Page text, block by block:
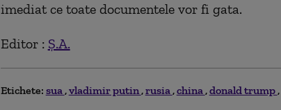
imediat ce toate documentele vor fi gata.
Editor : Ș.A.
Etichete: sua vladimir putin rusia china donald trump